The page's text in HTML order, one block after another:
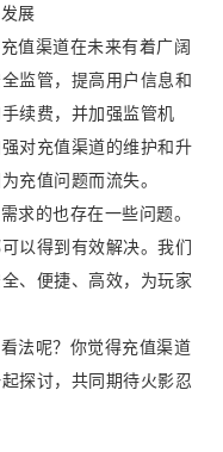
展
值渠道在未来有着广阔
监管，提高用户信息和
续费，并加强监管机
对充值渠道的维护和升
充值问题而流失。
求的也存在一些问题。
以得到有效解决。我们
、便捷、高效，为玩家
法呢？你觉得充值渠道
探讨，共同期待火影忍